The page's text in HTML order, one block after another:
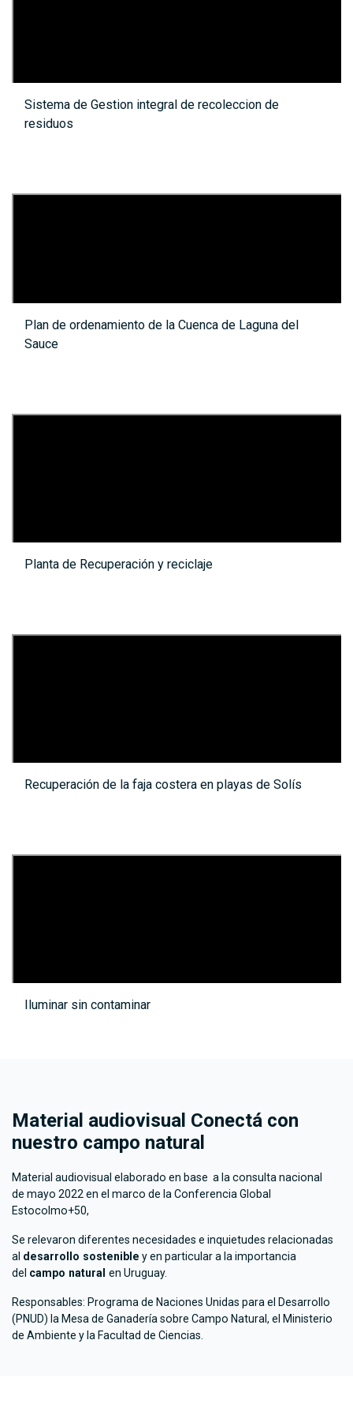
Sistema de Gestion integral de recoleccion de
residuos
Plan de ordenamiento de la Cuenca de Laguna del
Sauce
Planta de Recuperación y reciclaje
Recuperación de la faja costera en playas de Solís
Iluminar sin contaminar
Material audiovisual Conectá con
nuestro campo natural
Material audiovisual elaborado en base a la consulta nacional
de mayo 2022 en el marco de la Conferencia Global
Estocolmo+50,
Se relevaron diferentes necesidades e inquietudes relacionadas
al desarrollo sostenible y en particular a la importancia
del campo natural en Uruguay.
Responsables: Programa de Naciones Unidas para el Desarrollo
(PNUD) la Mesa de Ganadería sobre Campo Natural, el Ministerio
de Ambiente y la Facultad de Ciencias.